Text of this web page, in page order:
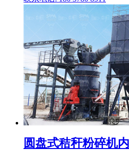
圆盘式秸秆粉碎机